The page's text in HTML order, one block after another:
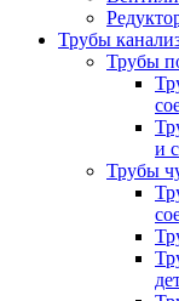
Трубы
Трубы
и
Трубы